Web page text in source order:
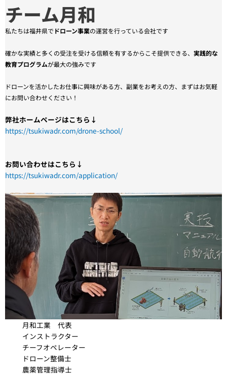
チーム月和
私たちは福井県で ドローン事業の運営を行っている会社です
確かな実績と多くの受注を受ける信頼を有するからこそ提供できる、 実践的な
教育プログラムが最大の強みです
ドローンを活かしたお仕事に興味がある方、副業をお考えの方、まずはお気軽
にお問い合わせください！
弊社ホームページはこちら↓
https://tsukiwadr.com/drone-school/
お問い合わせはこちら↓
https://tsukiwadr.com/application/
月和工業 代表
インストラクター
チーフオペレーター
ドローン整備士
農薬管理指導士